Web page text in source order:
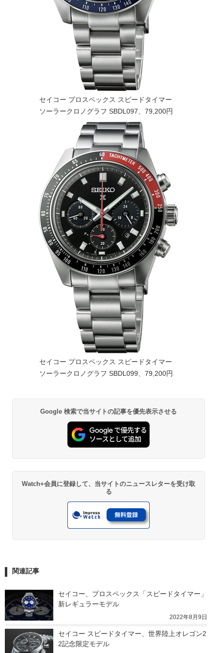
セイコー プロスペックス スピードタイマー
ソーラークロノグラフ SBDL097、79,200円
セイコー プロスペックス スピードタイマー
ソーラークロノグラフ SBDL099、79,200円
Google 検索で当サイトの記事を優先表示させる
Watch+会員に登録して、当サイトのニュースレターを受け取
る
関連記事
セイコー、プロスペックス「スピードタイマー」
新レギュラーモデル
2022年8月9日
セイコー スピードタイマー、世界陸上オレゴン2
2記念限定モデル